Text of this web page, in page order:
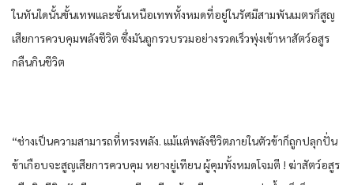
ใน​ทันใดนั้น​ขั้น​เทพ​และ​ขั้น​เหนือ​เทพ​ทั้งหมด​ที่อยู่​ใน​รัศมี​สามพัน​เมตร​ก็​สูญ
เสีย​การควบคุม​พลัง​ชีวิต​ ซึ่งมัน​ถูก​รวบรวม​อย่าง​รวดเร็ว​พุ่ง​เข้าหา​สัตว์​อสูร​
กลืน​กิน​ชีวิต​
“ช่างเป็น​ความสามารถ​ที่​ทรงพลัง​. แม้แต่​พลัง​ชีวิต​ภายใน​ตัว​ข้า​ก็​ถูก​ปลุกปั่น​
ข้า​เกือบจะ​สูญเสีย​การควบคุม​ หยาง​ยู่​เทียน​ ผู้คุม​ทั้งหมด​โจมตี​ ! ฆ่าสัตว์​อสูร​